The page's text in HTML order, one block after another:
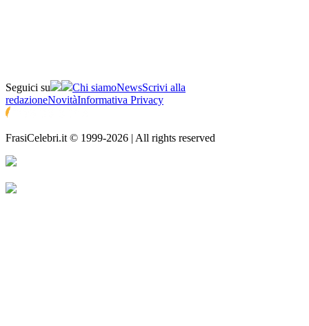
Seguici su Chi siamoNewsScrivi alla
redazioneNovitàInformativa Privacy
FrasiCelebri.it © 1999-2026 | All rights reserved